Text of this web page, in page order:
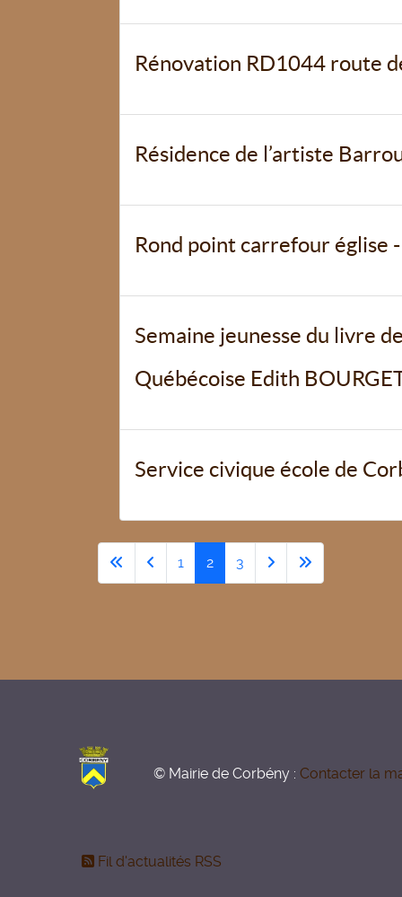
Rénovation RD1044 route
Résidence de l’artiste
Rond point carrefour église
Semaine jeunesse du livre
Québécoise Edith
Service civique école de
1 2 3
© Mairie de Corbény : Contacter la
Fil d'actualités RSS